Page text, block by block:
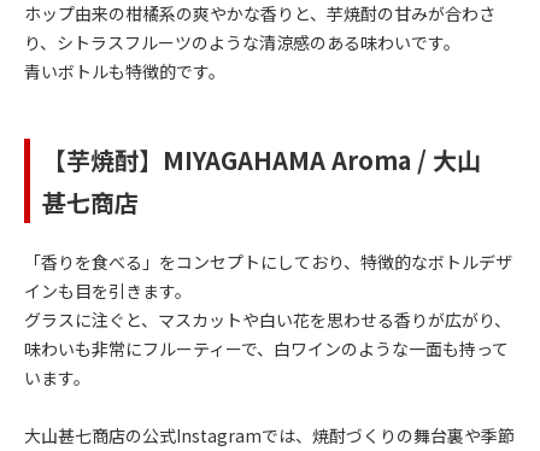
ホップ由来の柑橘系の爽やかな香りと、芋焼酎の甘みが合わさ
り、シトラスフルーツのような清涼感のある味わいです。
青いボトルも特徴的です。
【芋焼酎】MIYAGAHAMA Aroma / 大山
甚七商店
「香りを食べる」をコンセプトにしており、特徴的なボトルデザ
インも目を引きます。
グラスに注ぐと、マスカットや白い花を思わせる香りが広がり、
味わいも非常にフルーティーで、白ワインのような一面も持って
います。
大山甚七商店の公式Instagramでは、焼酎づくりの舞台裏や季節